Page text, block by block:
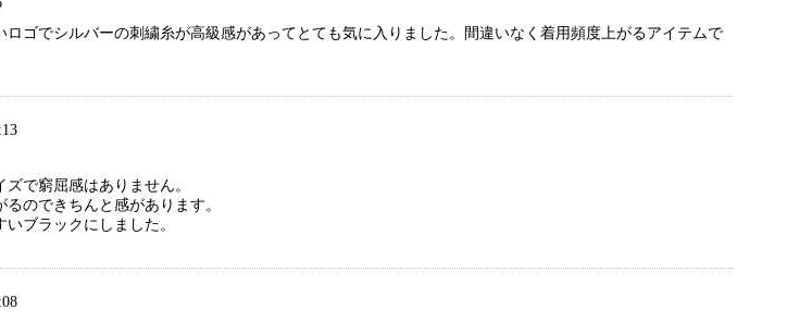
ゴでシルバーの刺繍糸が高級感があってとても気に入りました。間違いなく着用頻度上がるアイテムで
で窮屈感はありません。
のできちんと感があります。
ブラックにしました。